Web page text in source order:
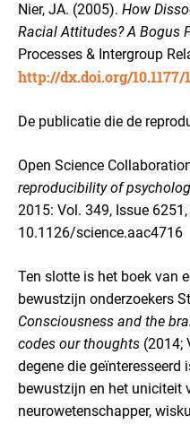
Nier, JA. (2005). How
Racial Attitudes? A Bogus
Processes & Intergroup
http://dx.doi.org/10.1177/
De publicatie die de
Open Science
reproducibility of
2015: Vol. 349, Issue
10.1126/science.aac4716
Ten slotte is het boek van
bewustzijn onderzoekers
Consciousness and the
codes our thoughts (2014;
degene die geïnteresseerd
bewustzijn en het uniciteit
neurowetenschapper,